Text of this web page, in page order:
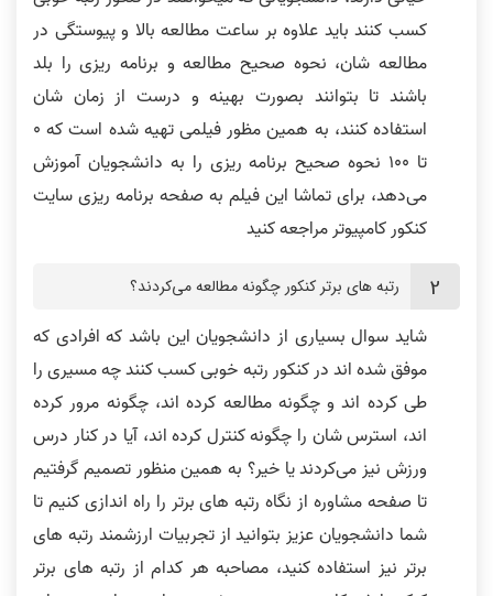
کسب کنند باید علاوه بر ساعت مطالعه بالا و پیوستگی در
مطالعه شان، نحوه صحیح مطالعه و برنامه ریزی را بلد
باشند تا بتوانند بصورت بهینه و درست از زمان شان
استفاده کنند، به همین مظور فیلمی تهیه شده است که 0
تا 100 نحوه صحیح برنامه ریزی را به دانشجویان آموزش
می‌دهد، برای تماشا این فیلم به صفحه برنامه ریزی سایت
کنکور کامپیوتر مراجعه کنید
رتبه های برتر کنکور چگونه مطالعه می‌کردند؟
شاید سوال بسیاری از دانشجویان این باشد که افرادی که
موفق شده اند در کنکور رتبه خوبی کسب کنند چه مسیری را
طی کرده اند و چگونه مطالعه کرده اند، چگونه مرور کرده
اند، استرس شان را چگونه کنترل کرده اند، آیا در کنار درس
ورزش نیز می‌کردند یا خیر؟ به همین منظور تصمیم گرفتیم
تا صفحه مشاوره از نگاه رتبه های برتر را راه اندازی کنیم تا
شما دانشجویان عزیز بتوانید از تجربیات ارزشمند رتبه های
برتر نیز استفاده کنید، مصاحبه هر کدام از رتبه های برتر